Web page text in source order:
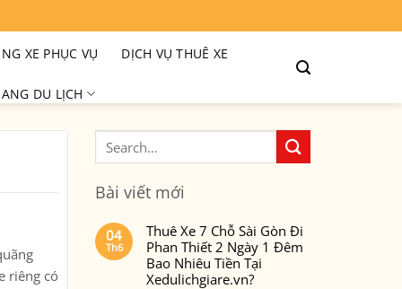
XE PHỤC VỤ DỊCH VỤ THUÊ XE
DU LỊCH
riêng có
Bài viết mới
04
Th6
Thuê Xe 7 Chỗ Sài Gòn Đi
Phan Thiết 2 Ngày 1 Đêm
Bao Nhiêu Tiền Tại
Xedulichgiare.vn?